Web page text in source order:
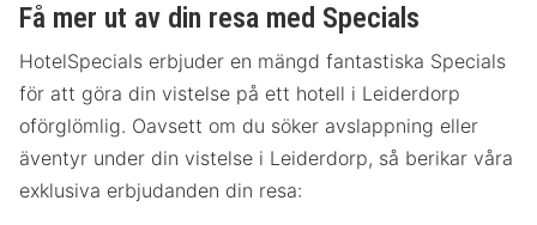
Få mer ut av din resa med Specials
HotelSpecials erbjuder en mängd fantastiska Specials
för att göra din vistelse på ett hotell i Leiderdorp
oförglömlig. Oavsett om du söker avslappning eller
äventyr under din vistelse i Leiderdorp, så berikar våra
exklusiva erbjudanden din resa: